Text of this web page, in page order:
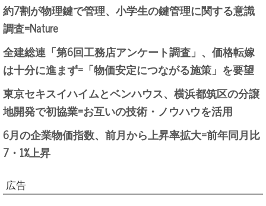
約7割が物理鍵で管理、小学生の鍵管理に関する意識
調査=Nature
全建総連「第6回工務店アンケート調査」、価格転嫁
は十分に進まず=「物価安定につながる施策」を要望
東京セキスイハイムとベンハウス、横浜都筑区の分譲
地開発で初協業=お互いの技術・ノウハウを活用
6月の企業物価指数、前月から上昇率拡大=前年同月比
7・1%上昇
広告